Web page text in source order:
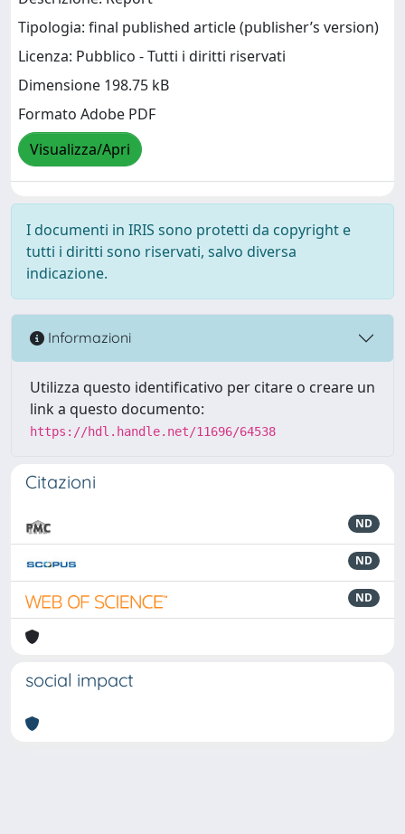
Tipologia: final published article (publisher’s version)
Licenza: Pubblico - Tutti i diritti riservati
Dimensione 198.75 kB
Formato Adobe PDF
Visualizza/Apri
I documenti in IRIS sono protetti da copyright e
tutti i diritti sono riservati, salvo diversa
indicazione.
Informazioni
Utilizza questo identificativo per citare o creare un
link a questo documento:
https://hdl.handle.net/11696/64538
Citazioni
ND
ND
ND
social impact